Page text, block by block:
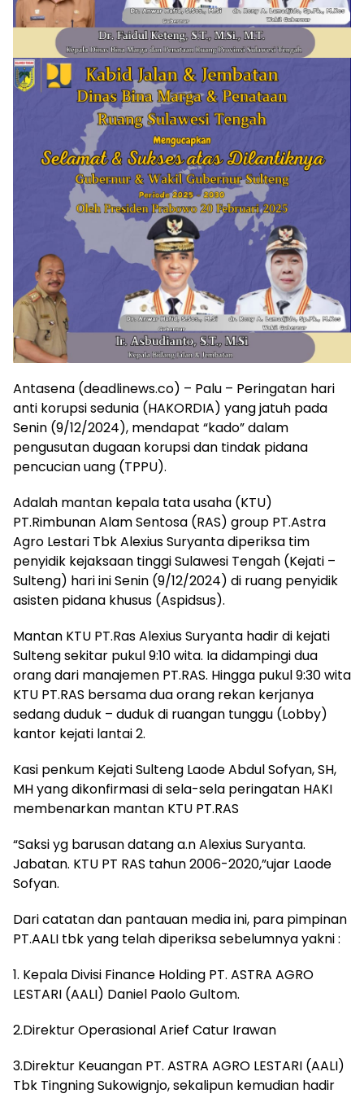
Antasena (deadlinews.co) – Palu – Peringatan hari
anti korupsi sedunia (HAKORDIA) yang jatuh pada
Senin (9/12/2024), mendapat “kado” dalam
pengusutan dugaan korupsi dan tindak pidana
pencucian uang (TPPU).
Adalah mantan kepala tata usaha (KTU)
PT.Rimbunan Alam Sentosa (RAS) group PT.Astra
Agro Lestari Tbk Alexius Suryanta diperiksa tim
penyidik kejaksaan tinggi Sulawesi Tengah (Kejati –
Sulteng) hari ini Senin (9/12/2024) di ruang penyidik
asisten pidana khusus (Aspidsus).
Mantan KTU PT.Ras Alexius Suryanta hadir di kejati
Sulteng sekitar pukul 9:10 wita. Ia didampingi dua
orang dari manajemen PT.RAS. Hingga pukul 9:30 wita
KTU PT.RAS bersama dua orang rekan kerjanya
sedang duduk – duduk di ruangan tunggu (Lobby)
kantor kejati lantai 2.
Kasi penkum Kejati Sulteng Laode Abdul Sofyan, SH,
MH yang dikonfirmasi di sela-sela peringatan HAKI
membenarkan mantan KTU PT.RAS
“Saksi yg barusan datang a.n Alexius Suryanta.
Jabatan. KTU PT RAS tahun 2006-2020,”ujar Laode
Sofyan.
Dari catatan dan pantauan media ini, para pimpinan
PT.AALI tbk yang telah diperiksa sebelumnya yakni :
1. Kepala Divisi Finance Holding PT. ASTRA AGRO
LESTARI (AALI) Daniel Paolo Gultom.
2.Direktur Operasional Arief Catur Irawan
3.Direktur Keuangan PT. ASTRA AGRO LESTARI (AALI)
Tbk Tingning Sukowignjo, sekalipun kemudian hadir